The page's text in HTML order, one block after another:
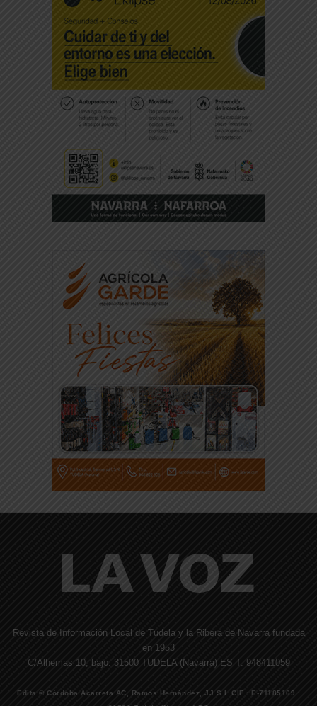
Revista de Información Local de Tudela y la Ribera de Navarra fundada
en 1953
C/Alhemas 10, bajo. 31500 TUDELA (Navarra) ES T. 948411059
Edita © Córdoba Acarreta AC, Ramos Hernández, JJ S.I. CIF · E-71185169 ·